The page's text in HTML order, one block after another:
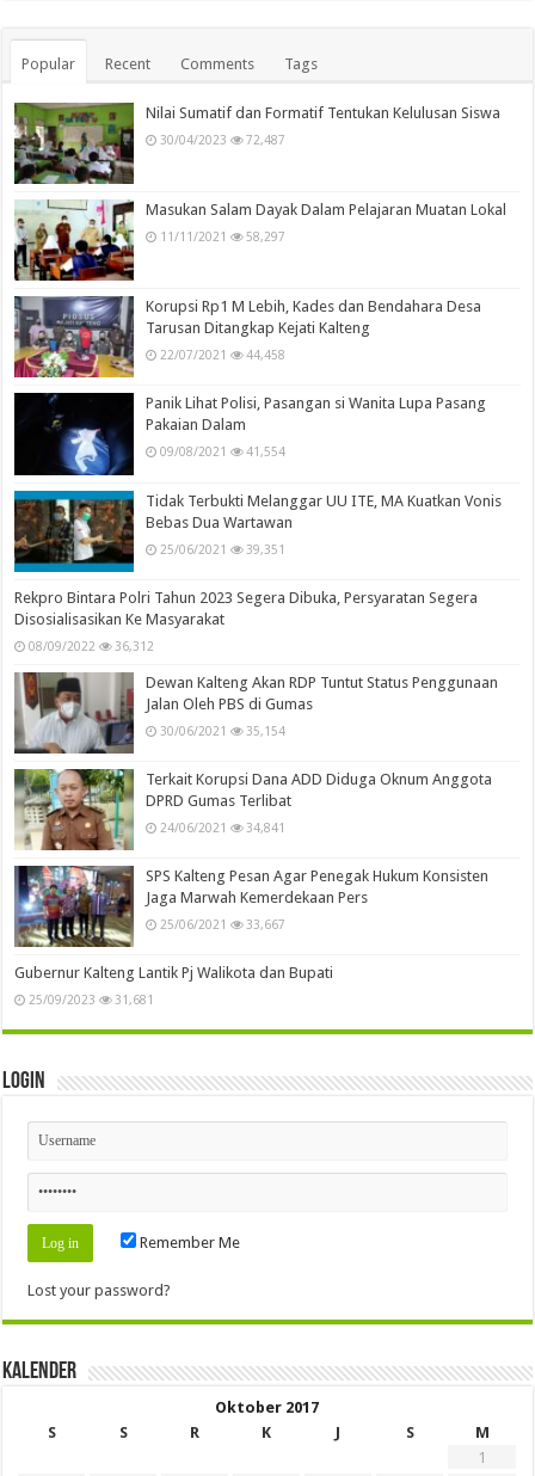
Popular Recent Comments Tags
Nilai Sumatif dan Formatif Tentukan Kelulusan Siswa
30/04/2023 72,487
Masukan Salam Dayak Dalam Pelajaran Muatan Lokal
11/11/2021 58,297
Korupsi Rp1 M Lebih, Kades dan Bendahara Desa
Tarusan Ditangkap Kejati Kalteng
22/07/2021 44,458
Panik Lihat Polisi, Pasangan si Wanita Lupa Pasang
Pakaian Dalam
09/08/2021 41,554
Tidak Terbukti Melanggar UU ITE, MA Kuatkan Vonis
Bebas Dua Wartawan
25/06/2021 39,351
Rekpro Bintara Polri Tahun 2023 Segera Dibuka, Persyaratan Segera
Disosialisasikan Ke Masyarakat
08/09/2022 36,312
Dewan Kalteng Akan RDP Tuntut Status Penggunaan
Jalan Oleh PBS di Gumas
30/06/2021 35,154
Terkait Korupsi Dana ADD Diduga Oknum Anggota
DPRD Gumas Terlibat
24/06/2021 34,841
SPS Kalteng Pesan Agar Penegak Hukum Konsisten
Jaga Marwah Kemerdekaan Pers
25/06/2021 33,667
Gubernur Kalteng Lantik Pj Walikota dan Bupati
25/09/2023 31,681
Login
Remember Me
Lost your password?
Kalender
Oktober 2017
S
S R K J S
M
1